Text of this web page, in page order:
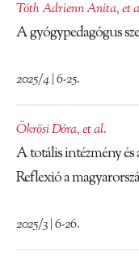
Tóth Adrienn Anita,et
A gyógypedagógus
2025/4 | 6-25.
Ökrösi Dóra,et al.
A totális intézmény és
Reflexió a
2025/3 | 6-26.